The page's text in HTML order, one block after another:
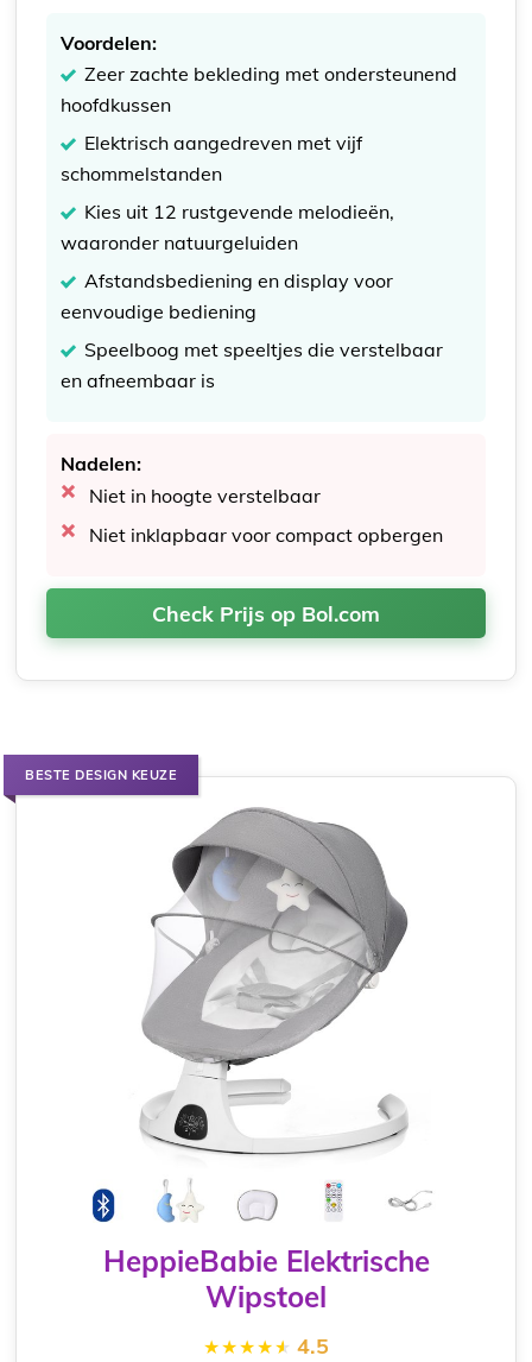
Voordelen:
Zeer zachte bekleding met ondersteunend
hoofdkussen
Elektrisch aangedreven met vijf
schommelstanden
Kies uit 12 rustgevende melodieën,
waaronder natuurgeluiden
Afstandsbediening en display voor
eenvoudige bediening
Speelboog met speeltjes die verstelbaar
en afneembaar is
Nadelen:
Niet in hoogte verstelbaar
Niet inklapbaar voor compact opbergen
Check Prijs op Bol.com
BESTE DESIGN KEUZE
HeppieBabie Elektrische
Wipstoel
4.5